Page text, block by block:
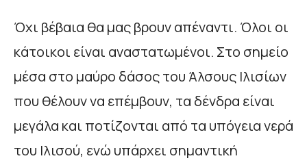
Όχι βέβαια θα μας βρουν απέναντι. Όλοι οι
κάτοικοι είναι αναστατωμένοι. Στο σημείο
μέσα στο μαύρο δάσος του Άλσους Ιλισίων
που θέλουν να επέμβουν, τα δένδρα είναι
μεγάλα και ποτίζονται από τα υπόγεια νερά
του Ιλισού, ενώ υπάρχει σημαντική